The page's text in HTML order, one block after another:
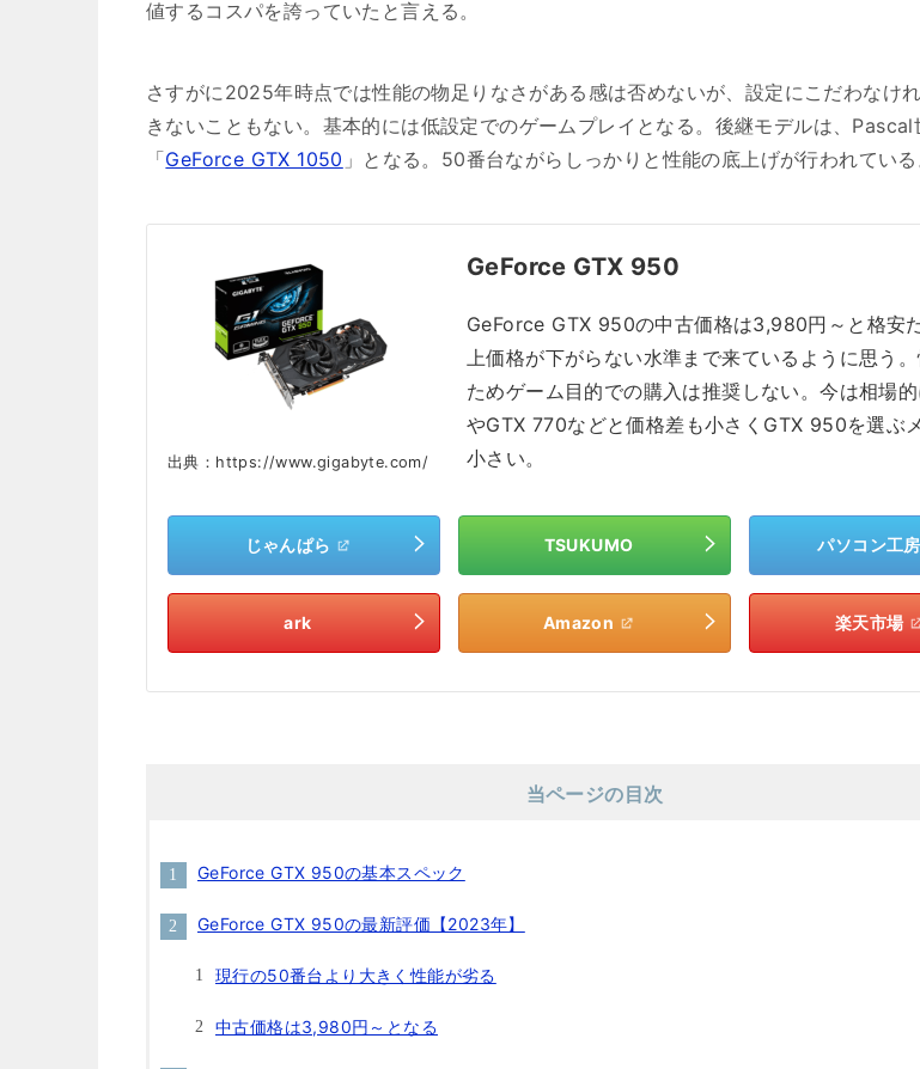
値するコスパを誇っていたと言える。
さすがに2025年時点では性能の物足りなさがある感は否めないが、設定にこだわなけ
きないこともない。基本的には低設定でのゲームプレイとなる。後継モデルは、Pascal
「GeForce GTX 1050 」となる。50番台ながらしっかりと性能の底上げが行われている
出典：https://www.gigabyte.com/
GeForce GTX 950
GeForce GTX 950の中古価格は3,980円～と格安
上価格が下がらない水準まで来ているように思う
ためゲーム目的での購入は推奨しない。今は相場
やGTX 770などと価格差も小さくGTX 950を選ぶ
小さい。
じゃんぱら TSUKUMO パソコン工房
ark Amazon 楽天市場
当ページの目次
GeForce GTX 950の基本スペック
GeForce GTX 950の最新評価【2023年】
現行の50番台より大きく性能が劣る
中古価格は3,980円～となる